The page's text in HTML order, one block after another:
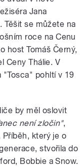
Jana
Těšit se můžete na
roce na Cenu
host Tomáš Černý,
Ceny Thálie. V
"Tosca" pohltí v 19
by měl oslovit
není zločin",
Příběh, který je o
stvořila do
Bobbie a Snow.